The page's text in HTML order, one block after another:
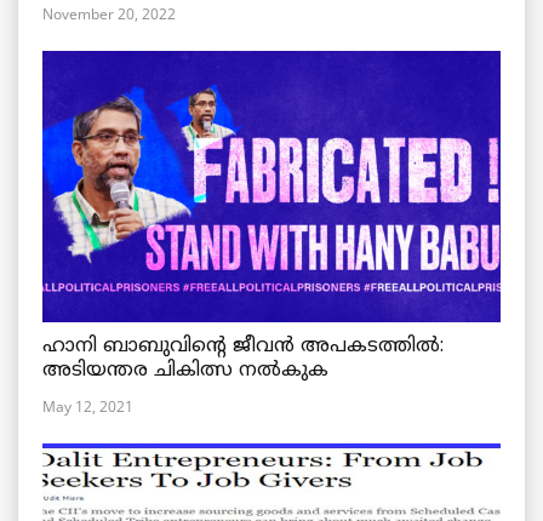
November 20, 2022
ഹാനി ബാബുവിന്റെ ജീവൻ അപകടത്തിൽ:
അടിയന്തര ചികിത്സ നൽകുക
May 12, 2021